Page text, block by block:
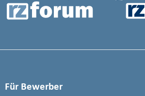
Für Bewerber